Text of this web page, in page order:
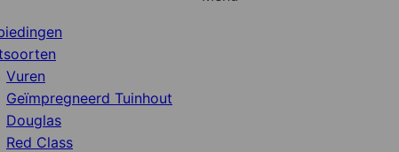
Vuren
Geïmpregneerd Tuinhout
Douglas
Red Class